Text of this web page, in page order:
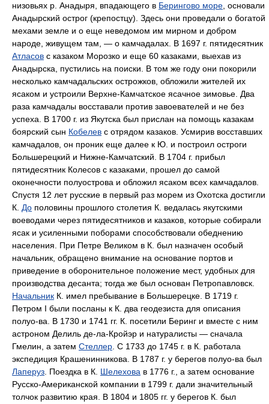
низовьях р. Анадыря, впадающего в Берингово море , основали
Анадырский острог (крепостцу). Здесь они проведали о богатой
мехами земле и о еще неведомом им мирном и добром
народе, живущем там, — о камчадалах. В 1697 г. пятидесятник
Атласов с казаком Морозко и еще 60 казаками, выехав из
Анадырска, пустились на поиски. В том же году они покорили
несколько камчадальских острожков, обложили жителей их
ясаком и устроили Верхне-Камчатское ясачное зимовье. Два
раза камчадалы восставали против завоевателей и не без
успеха. В 1700 г. из Якутска был прислан на помощь казакам
боярский сын Кобелев с отрядом казаков. Усмирив восставших
камчадалов, он проник еще далее к Ю. и построил остроги
Большерецкий и Нижне-Камчатский. В 1704 г. прибыл
пятидесятник Колесов с казаками, прошел до самой
оконечности полуострова и обложил ясаком всех камчадалов.
Спустя 12 лет русские в первый раз морем из Охотска достигли
К. До половины прошлого столетия К. ведалась якутскими
воеводами через пятидесятников и казаков, которые собирали
ясак и усиленными поборами способствовали обеднению
населения. При Петре Великом в К. был назначен особый
начальник, обращено внимание на основание портов и
приведение в оборонительное положение мест, удобных для
производства десанта; тогда же был основан Петропавловск.
Начальник К. имел пребывание в Большерецке. В 1719 г.
Петром I были посланы к К. два геодезиста для описания
полуо-ва. В 1730 и 1741 гг. К. посетили Беринг и вместе с ним
астроном Делиль де-ла-Кройэр и натуралисты — сначала
Гмелин, а затем Стеллер . С 1733 до 1745 г. в К. работала
экспедиция Крашенинникова. В 1787 г. у берегов полуо-ва был
Лаперуз . Поездка в К. Шелехова в 1776 г., а затем основание
Русско-Американской компании в 1799 г. дали значительный
толчок развитию края. В 1804 и 1805 гг. у берегов К. был